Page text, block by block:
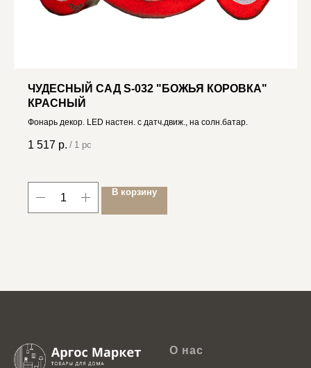
ЧУДЕСНЫЙ САД S-032 "БОЖЬЯ КОРОВКА"
КРАСНЫЙ
Фонарь декор. LED настен. с датч.движ., на солн.батар.
1 517 р. / 1 pc
В корзину
О нас